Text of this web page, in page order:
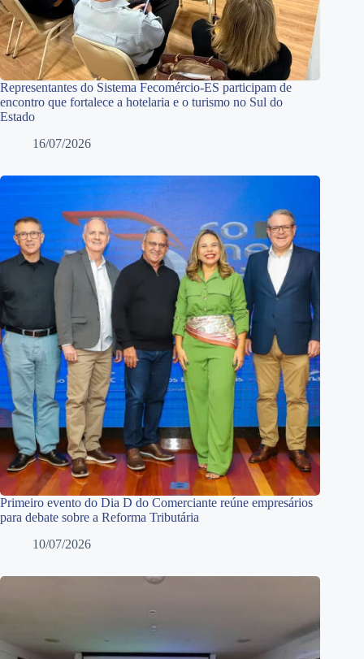
Representantes do Sistema Fecomércio-ES participam de
encontro que fortalece a hotelaria e o turismo no Sul do
Estado
16/07/2026
Primeiro evento do Dia D do Comerciante reúne empresários
para debate sobre a Reforma Tributária
10/07/2026